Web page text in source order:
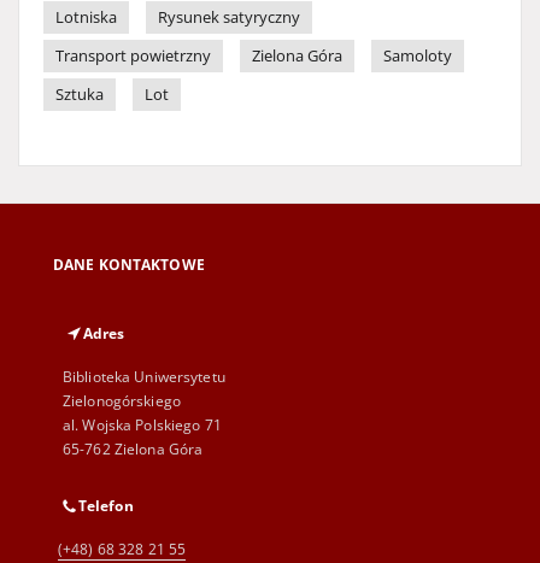
Lotniska
Rysunek satyryczny
Transport powietrzny
Zielona Góra
Samoloty
Sztuka
Lot
DANE KONTAKTOWE
Adres
Biblioteka Uniwersytetu
Zielonogórskiego
al. Wojska Polskiego 71
65-762 Zielona Góra
Telefon
(+48) 68 328 21 55